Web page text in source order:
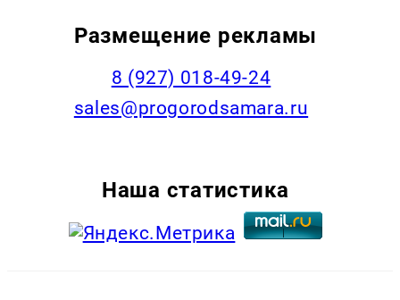
Размещение рекламы
8 (927) 018-49-24
sales@progorodsamara.ru
Наша статистика